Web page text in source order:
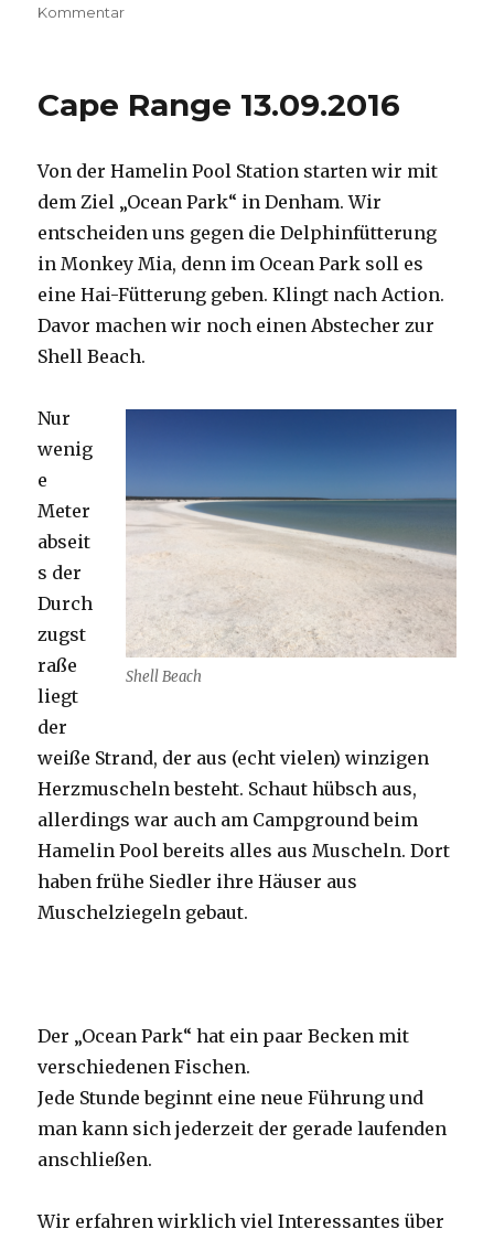
Kommentarzu
Cape Range 13.09.2016
Von der Hamelin Pool Station starten wir mit
dem Ziel „Ocean Park“ in Denham. Wir
entscheiden uns gegen die Delphinfütterung
in Monkey Mia, denn im Ocean Park soll es
eine Hai-Fütterung geben. Klingt nach Action.
Davor machen wir noch einen Abstecher zur
Shell Beach.
Shell Beach
Nur
wenig
e
Meter
abseit
s der
Durch
zugst
raße
liegt
der
weiße Strand, der aus (echt vielen) winzigen
Herzmuscheln besteht. Schaut hübsch aus,
allerdings war auch am Campground beim
Hamelin Pool bereits alles aus Muscheln. Dort
haben frühe Siedler ihre Häuser aus
Muschelziegeln gebaut.
Der „Ocean Park“ hat ein paar Becken mit
verschiedenen Fischen.
Jede Stunde beginnt eine neue Führung und
man kann sich jederzeit der gerade laufenden
anschließen.
Wir erfahren wirklich viel Interessantes über